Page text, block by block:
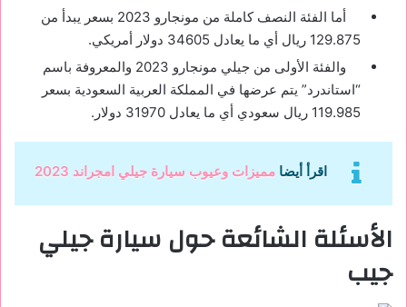
أما الفئة النصف كاملة من مونجارو 2023 بسعر يبدأ من
129.875 ريال أي ما يعادل 34605 دولار أمريكي.
والفئة الأولى من جيلي مونجارو 2023 والمعروفة باسم
“استاندرد” يتم عرضها في المملكة العربية السعودية بسعر
119.985 ريال سعودي أي ما يعادل 31970 دولار.
اقرأ أيضا مميزات وعيوب سيارة جيلي امجراند 2023
الأسئلة الشائعة حول سيارة جيلي
جيب